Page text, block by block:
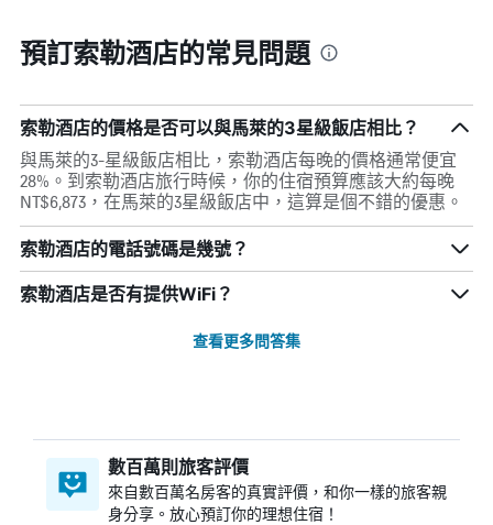
預訂索勒酒店的常見問題
索勒酒店的價格是否可以與馬萊的3星級飯店相比？
與馬萊的3-星級飯店相比，索勒酒店每晚的價格通常便宜
28%。到索勒酒店旅行時候，你的住宿預算應該大約每晚
NT$6,873，在馬萊的3星級飯店中，這算是個不錯的優惠。
索勒酒店的電話號碼是幾號？
索勒酒店是否有提供WiFi？
查看更多問答集
數百萬則旅客評價
來自數百萬名房客的真實評價，和你一樣的旅客親
身分享。放心預訂你的理想住宿！